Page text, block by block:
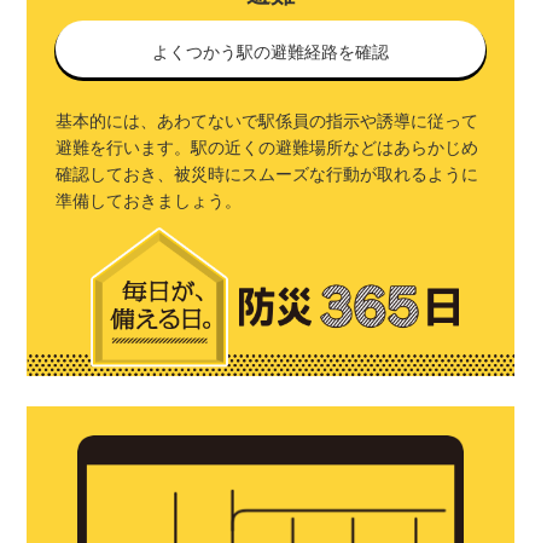
よくつかう駅の避難経路を確認
基本的には、あわてないで駅係員の指示や誘導に従って
避難を行います。駅の近くの避難場所などはあらかじめ
確認しておき、被災時にスムーズな行動が取れるように
準備しておきましょう。